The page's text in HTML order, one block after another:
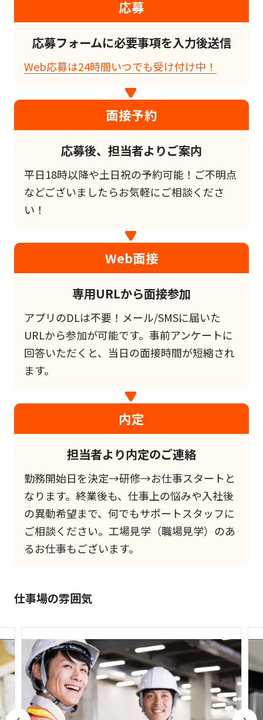
応募
応募フォームに必要事項を入力後送信
Web応募は24時間いつでも受け付け中！
面接予約
応募後、担当者よりご案内
平日18時以降や土日祝の予約可能！ご不明点
などございましたらお気軽にご相談くださ
い！
Web面接
専用URLから面接参加
アプリのDLは不要！メール/SMSに届いた
URLから参加が可能です。事前アンケートに
回答いただくと、当日の面接時間が短縮され
ます。
内定
担当者より内定のご連絡
勤務開始日を決定→研修→お仕事スタートと
なります。終業後も、仕事上の悩みや入社後
の異動希望まで、何でもサポートスタッフに
ご相談ください。工場見学（職場見学）のあ
るお仕事もございます。
仕事場の雰囲気